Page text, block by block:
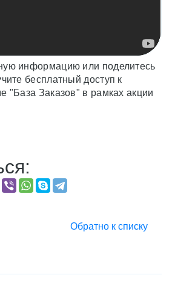
информацию или поделитесь
бесплатный доступ к
"База Заказов" в рамках акции
Обратно к списку